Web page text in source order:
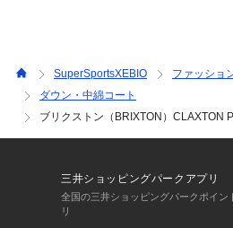
い。ブリクストン BRIXTON スーパ
Super Sports XEBIO スポーツカジ
ens メンズ めんず 男性 トップス
SuperSportsXEBIO ファッショ
ダウン・中綿コート
ブリクストン（BRIXTON）CLAXTON
三井ショッピングパークアプリ
全国の三井ショッピングパークポイ
リ